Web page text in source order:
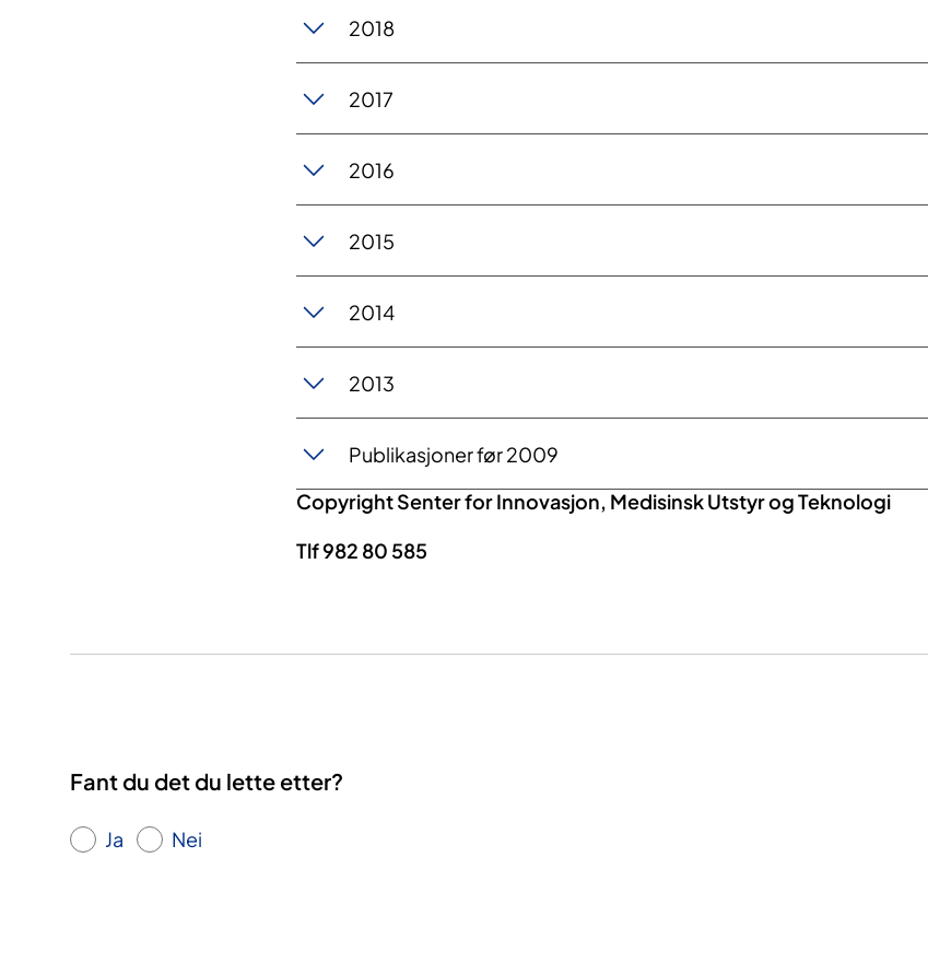
2018
2017
2016
2015
2014
2013
Publikasjoner før 2009
Copyright Senter for Innovasjon, Medisinsk Utstyr og Teknologi
Tlf 982 80 585
Fant du det du lette etter?
Ja Nei